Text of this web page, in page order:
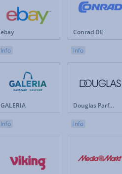
Baby & Kinder
Blumen
Brillen & Kontaktlinsen
Bücher & Zeitschriften
Büro & Betrieb
Elektronik & Haushaltgeräte
Energieversorger
Versicherungen & Finanzen
Weihnachten
ebay
Info
Conrad DE
Info
GALERIA
Info
Douglas Parfümerie DE
Info